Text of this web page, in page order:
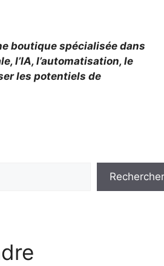
boutique spécialisée dans
l’IA, l’automatisation, le
les potentiels de
Rechercher